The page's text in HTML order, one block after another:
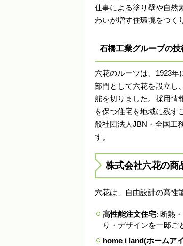
仕事による塗り壁や自然
わいが増す住環境をつく
石橋工業グループの
六花のルーツは、1923
部門として六花を設立し
舵を切りました。採用情
を保つ住宅を地域に残す
般社団法人JBN・全国工
す。
株式会社六花の商
六花は、自由設計の高性
高性能注文住宅: 断熱
り・デザインを一邸ご
home i land(ホームア